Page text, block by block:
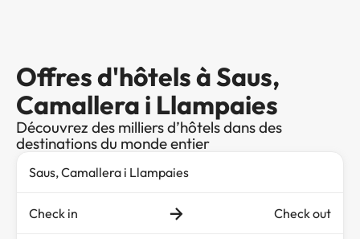
Offres d'hôtels à Saus,
Camallera i Llampaies
Découvrez des milliers d’hôtels dans des
destinations du monde entier
Check in Check out